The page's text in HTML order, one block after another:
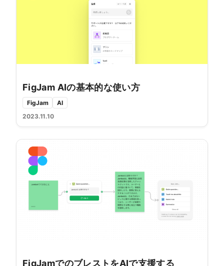
FigJam AIの基本的な使い方
FigJam
AI
2023.11.10
FigJamでのブレストをAIで支援する